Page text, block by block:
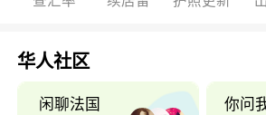
华人社区
闲聊法国 你问